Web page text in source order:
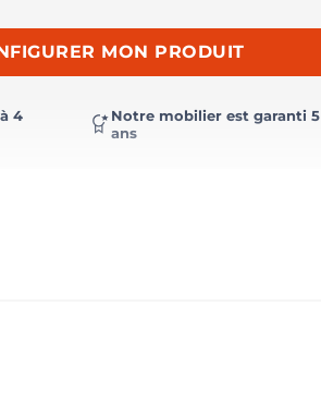
MON PRODUIT
4
Notre mobilier est garanti 5
ans